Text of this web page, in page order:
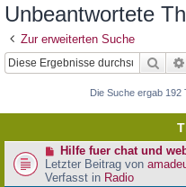
Unbeantwortete
Zur erweiterten Suche
Suche
Die Suche ergab 192
N
e
u
Hilfe fuer chat und
Letzter Beitrag von
Verfasst in Radio